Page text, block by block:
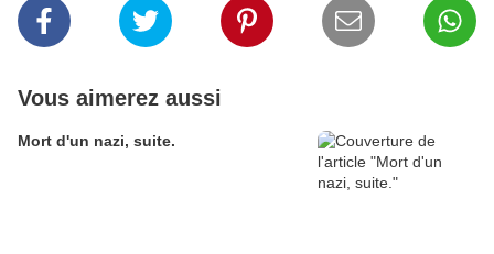
Vous aimerez aussi
Mort d'un nazi, suite.